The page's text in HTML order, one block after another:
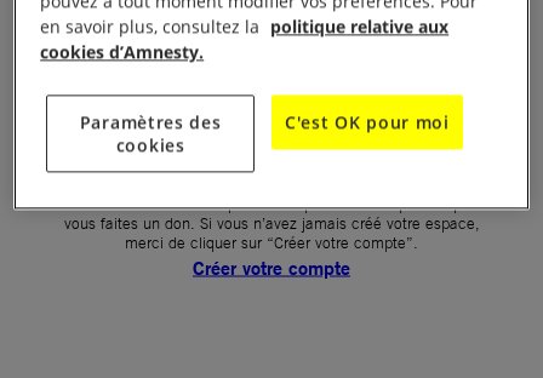
Première connexion ?
La création de votre espace n’est pas automatique lorsque
vous faites un don. Si vous n’avez jamais créé votre espace,
merci de cliquer sur “Créer votre compte”.
Créer votre compte
en savoir plus, consultez la politique relative aux
cookies d’Amnesty.
Paramètres des
cookies
C'est OK pour moi